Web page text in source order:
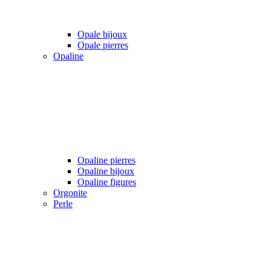
Opale bijoux
Opale pierres
Opaline
Opaline pierres
Opaline bijoux
Opaline figures
Orgonite
Perle